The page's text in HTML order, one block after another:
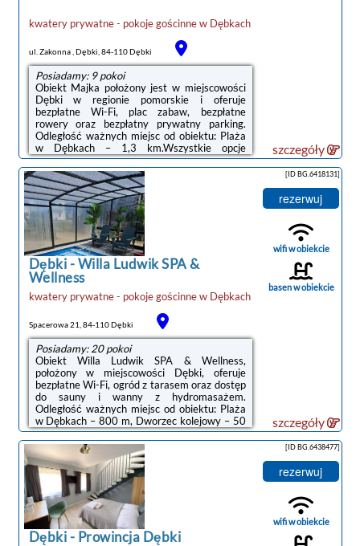
noclegi Dębki
kwatery prywatne - pokoje gościnnew Dębkach
ul. Zakonna , Dębki, 84-110 Dębki
Posiadamy: 9 pokoi
Obiekt Majka położony jest w miejscowości
Dębki w regionie pomorskie i oferuje
bezpłatne Wi-Fi, plac zabaw, bezpłatne
rowery oraz bezpłatny prywatny parking.
Odległość ważnych miejsc od obiektu: Plaża
w Dębkach – 1,3 km.Wszystkie opcje
zakwaterowania wyposażone są w telewizor
z płaskim ekranem i mają balkon oraz
prywatną łazienkę z prysznicem.
Wyposażenie obejmuje również lodówkę i
czajnik.Na terenie obiektu Majka dostępny
jest ogród i taras.Lotnisko Lotnisko Gdańsk-
Rębiechowo znajduje się 69 km od
obiektu.Doba hotelowa od godziny 14:00 do
10:00.W obiekcie obowiązuje ...
szczegóły
Dębki-Willa Ludwik SPA &
Wellness
kwatery prywatne - pokoje gościnnew Dębkach
Spacerowa 21, 84-110 Dębki
Posiadamy: 20 pokoi
Obiekt Willa Ludwik SPA & Wellness,
położony w miejscowości Dębki, oferuje
bezpłatne Wi-Fi, ogród z tarasem oraz dostęp
do sauny i wanny z hydromasażem.
Odległość ważnych miejsc od obiektu: Plaża
w Dębkach – 800 m, Dworzec kolejowy – 50
km. Na terenie obiektu znajduje się prywatny
parking.Wszystkie opcje zakwaterowania
wyposażone są w telewizor z płaskim
ekranem i mają balkon, a także prywatną
łazienkę z prysznicem oraz suszarką do
włosów. W niektórych opcjach
zakwaterowania znajduje się także kuchnia z
lodówką, mikrofalówką i płytą kuchenną.W
obiekcie serwowane ...
[ID BG.6418131]
rezerwuj
wifi w obiekcie
basen w obiekcie
szczegóły
Dębki- Prowincja Dębki
[ID BG.6438477]
rezerwuj
wifi w obiekcie